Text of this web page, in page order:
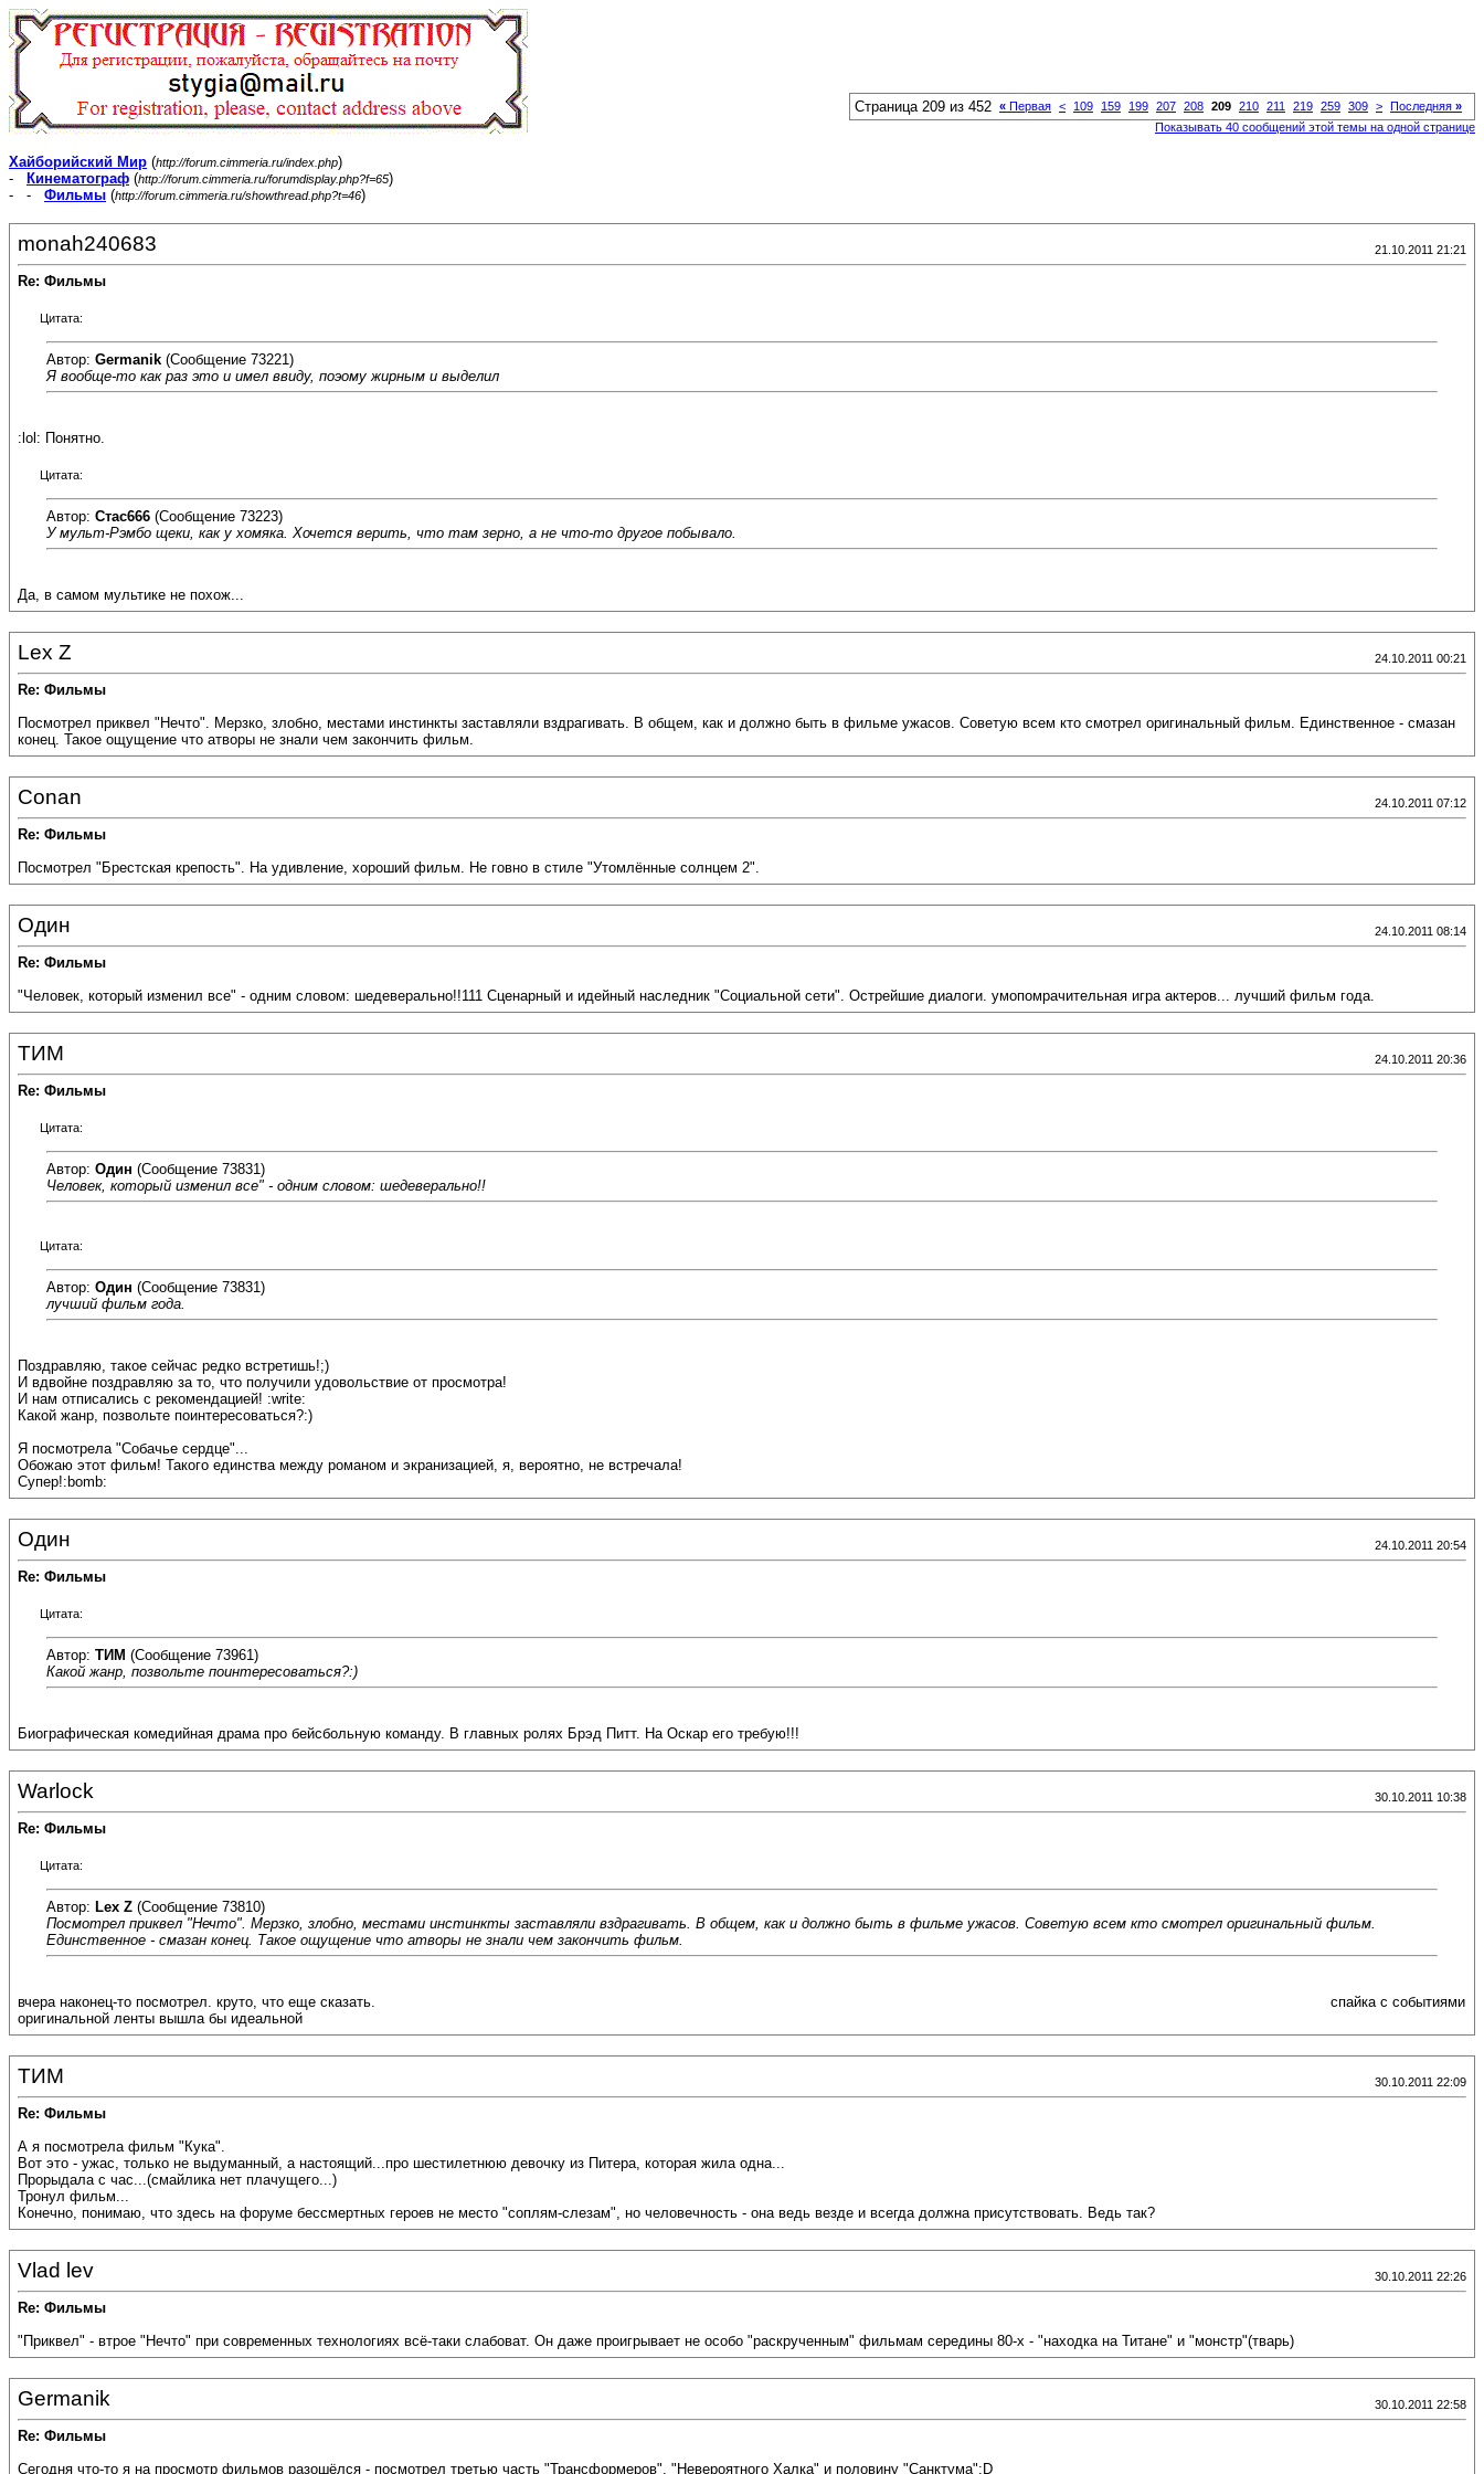
Страница 209 из 452 « Первая < 109 159 199 207 208 209 210 211 219 259 309 > Последняя »
Показывать 40 сообщений этой темы на одной странице
Хайборийский Мир (http://forum.cimmeria.ru/index.php)
-
Кинематограф (http://forum.cimmeria.ru/forumdisplay.php?f=65)
- - Фильмы (http://forum.cimmeria.ru/showthread.php?t=46)
monah240683 21.10.2011 21:21
Re: Фильмы
Цитата:
Автор: Germanik (Сообщение 73221)
Я вообще-то как раз это и имел ввиду, поэому жирным и выделил
:lol: Понятно.
Цитата:
Автор: Стас666 (Сообщение 73223)
У мульт-Рэмбо щеки, как у хомяка. Хочется верить, что там зерно, а не что-то другое побывало.
Да, в самом мультике не похож...
Lex Z 24.10.2011 00:21
Re: Фильмы
Посмотрел приквел "Нечто". Мерзко, злобно, местами инстинкты заставляли вздрагивать. В общем, как и должно быть в фильме ужасов. Советую всем кто смотрел оригинальный фильм. Единственное - смазан
конец. Такое ощущение что атворы не знали чем закончить фильм.
Conan 24.10.2011 07:12
Re: Фильмы
Посмотрел "Брестская крепость". На удивление, хороший фильм. Не говно в стиле "Утомлённые солнцем 2".
Один 24.10.2011 08:14
Re: Фильмы
"Человек, который изменил все" - одним словом: шедеверально!!111 Сценарный и идейный наследник "Социальной сети". Острейшие диалоги. умопомрачительная игра актеров... лучший фильм года.
ТИМ 24.10.2011 20:36
Re: Фильмы
Цитата:
Автор: Один (Сообщение 73831)
Человек, который изменил все" - одним словом: шедеверально!!
Цитата:
Автор: Один (Сообщение 73831)
лучший фильм года.
Поздравляю, такое сейчас редко встретишь!;)
И вдвойне поздравляю за то, что получили удовольствие от просмотра!
И нам отписались с рекомендацией! :write:
Какой жанр, позвольте поинтересоваться?:)
Я посмотрела "Собачье сердце"...
Обожаю этот фильм! Такого единства между романом и экранизацией, я, вероятно, не встречала!
Супер!:bomb:
Один 24.10.2011 20:54
Re: Фильмы
Цитата:
Автор: ТИМ (Сообщение 73961)
Какой жанр, позвольте поинтересоваться?:)
Биографическая комедийная драма про бейсбольную команду. В главных ролях Брэд Питт. На Оскар его требую!!!
Warlock 30.10.2011 10:38
Re: Фильмы
Цитата:
Автор: Lex Z (Сообщение 73810)
Посмотрел приквел "Нечто". Мерзко, злобно, местами инстинкты заставляли вздрагивать. В общем, как и должно быть в фильме ужасов. Советую всем кто смотрел оригинальный фильм.
Единственное - смазан конец. Такое ощущение что атворы не знали чем закончить фильм.
вчера наконец-то посмотрел. круто, что еще сказать.
спайка с событиями
оригинальной ленты вышла бы идеальной
ТИМ 30.10.2011 22:09
Re: Фильмы
А я посмотрела фильм "Кука".
Вот это - ужас, только не выдуманный, а настоящий...про шестилетнюю девочку из Питера, которая жила одна...
Прорыдала с час...(смайлика нет плачущего...)
Тронул фильм...
Конечно, понимаю, что здесь на форуме бессмертных героев не место "соплям-слезам", но человечность - она ведь везде и всегда должна присутствовать. Ведь так?
Vlad lev 30.10.2011 22:26
Re: Фильмы
"Приквел" - втрое "Нечто" при современных технологиях всё-таки слабоват. Он даже проигрывает не особо "раскрученным" фильмам середины 80-х - "находка на Титане" и "монстр"(тварь)
Germanik 30.10.2011 22:58
Re: Фильмы
Сегодня что-то я на просмотр фильмов разошёлся - посмотрел третью часть "Трансформеров", "Невероятного Халка" и половину "Санктума":D